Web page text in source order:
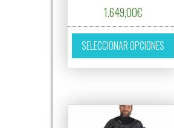
1.649,00€
SELECCIONAR OPCIONES